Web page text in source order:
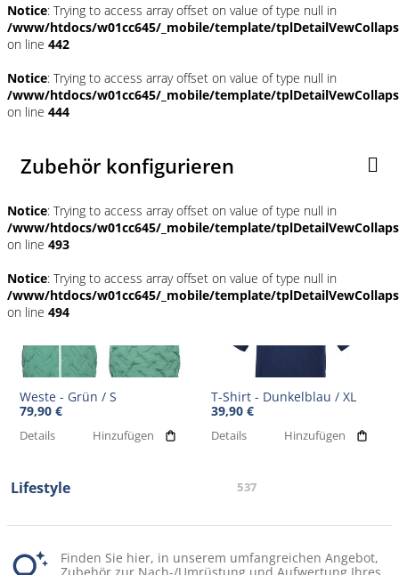
Notice: Trying to access array offset on value of type null in
/www/htdocs/w01cc645/_mobile/template/
on line 442
Notice: Trying to access array offset on value of type null in
/www/htdocs/w01cc645/_mobile/template/
on line 444
Zubehör konfigurieren
Notice: Trying to access array offset on value of type null in
/www/htdocs/w01cc645/_mobile/template/
on line 493
Notice: Trying to access array offset on value of type null in
/www/htdocs/w01cc645/_mobile/template/
on line 494
Weste - Grün / S
79,90 €
Details Hinzufügen
T-Shirt - Dunkelblau / XL
39,90 €
Details Hinzufügen
Lifestyle 537
Finden Sie hier, in unserem umfangreichen Angebot,
Zubehör zur Nach-/Umrüstung und Aufwertung Ihres